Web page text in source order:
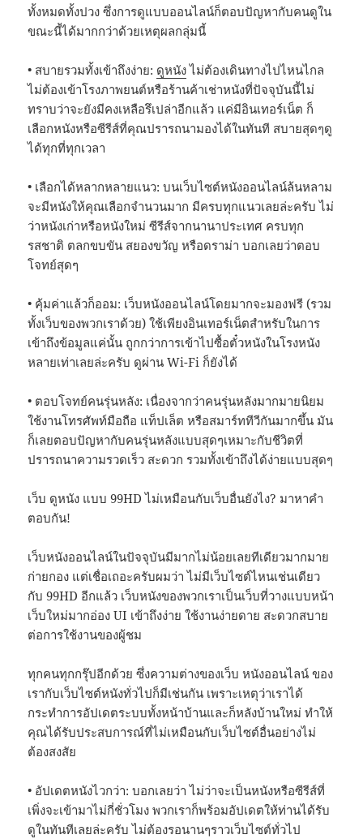
ทั้งหมดทั้งปวง ซึ่งการดูแบบออนไลน์ก็ตอบปัญหากับคนดูใน
ขณะนี้ได้มากกว่าด้วยเหตุผลกลุ่มนี้
• สบายรวมทั้งเข้าถึงง่าย: ดูหนังไม่ต้องเดินทางไปไหนไกล
ไม่ต้องเข้าโรงภาพยนต์หรือร้านค้าเช่าหนังที่ปัจจุบันนี้ไม่
ทราบว่าจะยังมีคงเหลือรึเปล่าอีกแล้ว แค่มีอินเทอร์เน็ต ก็
เลือกหนังหรือซีรีส์ที่คุณปรารถนามองได้ในทันที สบายสุดๆดู
ได้ทุกที่ทุกเวลา
• เลือกได้หลากหลายแนว: บนเว็บไซต์หนังออนไลน์ล้นหลาม
จะมีหนังให้คุณเลือกจำนวนมาก มีครบทุกแนวเลยล่ะครับ ไม่
ว่าหนังเก่าหรือหนังใหม่ ซีรีส์จากนานาประเทศ ครบทุก
รสชาติ ตลกขบขัน สยองขวัญ หรือดราม่า บอกเลยว่าตอบ
โจทย์สุดๆ
• คุ้มค่าแล้วก็ออม: เว็บหนังออนไลน์โดยมากจะมองฟรี (รวม
ทั้งเว็บของพวกเราด้วย) ใช้เพียงอินเทอร์เน็ตสำหรับในการ
เข้าถึงข้อมูลแค่นั้น ถูกกว่าการเข้าไปซื้อตั๋วหนังในโรงหนัง
หลายเท่าเลยล่ะครับ ดูผ่าน Wi-Fi ก็ยังได้
• ตอบโจทย์คนรุ่นหลัง: เนื่องจากว่าคนรุ่นหลังมากมายนิยม
ใช้งานโทรศัพท์มือถือ แท็ปเล็ต หรือสมาร์ททีวีกันมากขึ้น มัน
ก็เลยตอบปัญหากับคนรุ่นหลังแบบสุดๆเหมาะกับชีวิตที่
ปรารถนาความรวดเร็ว สะดวก รวมทั้งเข้าถึงได้ง่ายแบบสุดๆ
เว็บ ดูหนัง แบบ 99HD ไม่เหมือนกับเว็บอื่นยังไง? มาหาคำ
ตอบกัน!
เว็บหนังออนไลน์ในปัจจุบันมีมากไม่น้อยเลยทีเดียวมากมาย
ก่ายกอง แต่เชื่อเถอะครับผมว่า ไม่มีเว็บไซต์ไหนเช่นเดียว
กับ 99HD อีกแล้ว เว็บหนังของพวกเราเป็นเว็บที่วางแบบหน้า
เว็บใหม่มากอ่อง UI เข้าถึงง่าย ใช้งานง่ายดาย สะดวกสบาย
ต่อการใช้งานของผู้ชม
ทุกคนทุกกรุ๊ปอีกด้วย ซึ่งความต่างของเว็บ หนังออนไลน์ ของ
เรากับเว็บไซต์หนังทั่วไปก็มีเช่นกัน เพราะเหตุว่าเราได้
กระทำการอัปเดตระบบทั้งหน้าบ้านและก็หลังบ้านใหม่ ทำให้
คุณได้รับประสบการณ์ที่ไม่เหมือนกับเว็บไซต์อื่นอย่างไม่
ต้องสงสัย
• อัปเดตหนังไวกว่า: บอกเลยว่า ไม่ว่าจะเป็นหนังหรือซีรีส์ที่
เพิ่งจะเข้ามาไม่กี่ชั่วโมง พวกเราก็พร้อมอัปเดตให้ท่านได้รับ
ดูในทันทีเลยล่ะครับ ไม่ต้องรอนานๆราวเว็บไซต์ทั่วไป